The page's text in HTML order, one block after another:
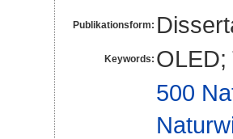
Publikationsform:
Keywords: OLED;
500